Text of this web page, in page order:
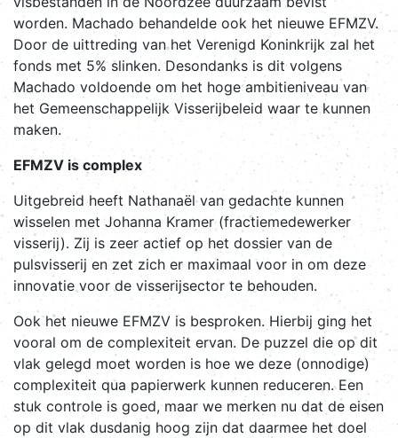
worden. Machado behandelde ook het nieuwe EFMZV.
Door de uittreding van het Verenigd Koninkrijk zal het
fonds met 5% slinken. Desondanks is dit volgens
Machado voldoende om het hoge ambitieniveau van
het Gemeenschappelijk Visserijbeleid waar te kunnen
maken.
EFMZV is complex
Uitgebreid heeft Nathanaël van gedachte kunnen
wisselen met Johanna Kramer (fractiemedewerker
visserij). Zij is zeer actief op het dossier van de
pulsvisserij en zet zich er maximaal voor in om deze
innovatie voor de visserijsector te behouden.
Ook het nieuwe EFMZV is besproken. Hierbij ging het
vooral om de complexiteit ervan. De puzzel die op dit
vlak gelegd moet worden is hoe we deze (onnodige)
complexiteit qua papierwerk kunnen reduceren. Een
stuk controle is goed, maar we merken nu dat de eisen
op dit vlak dusdanig hoog zijn dat daarmee het doel